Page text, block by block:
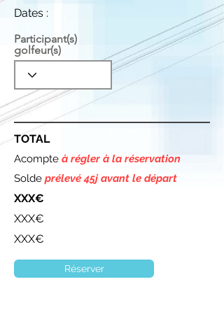
Dates :
Participant(s)
golfeur(s)
TOTAL
Acompte à régler à la réservation
Solde prélevé 45j avant le départ
XXX€
XXX€
XXX€
Réserver